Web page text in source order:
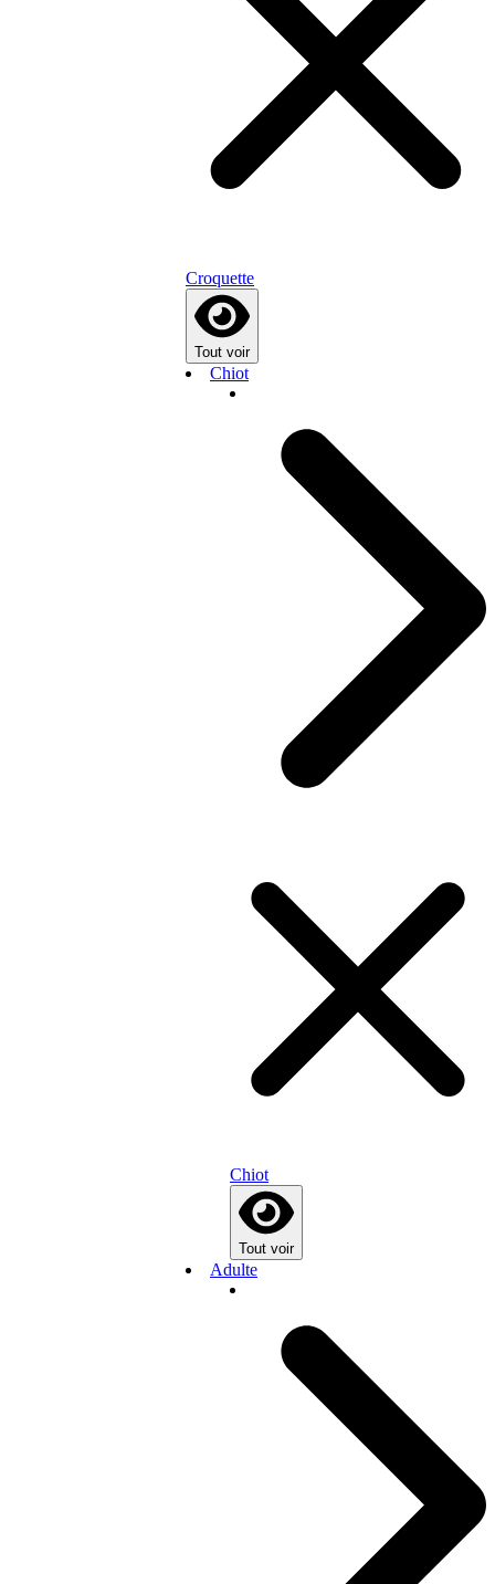
Croquette
Tout voir
Chiot
Chiot
Tout voir
Adulte